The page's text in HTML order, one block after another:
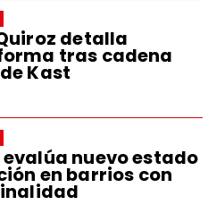
detalla
tras cadena
Kast
nuevo estado
en barrios con